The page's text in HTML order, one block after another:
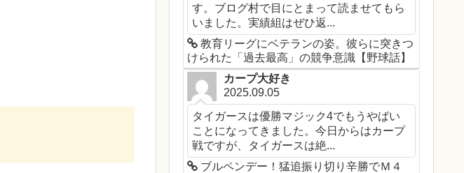
す。ブログ村で目にとまって読ませてもら
いました。実績組はぜひ返...
教育リーグにベテランの姿。彼らに突きつ
けられた「過去最高」の競争意識【野球話】
カープ大好き
2025.09.05
タイガースは優勝マジック4でもうやばい
ことになってきました。今日からはカープ
戦ですが、タイガースは絶...
ブルペンデー！猛追振り切り辛勝でＭ４